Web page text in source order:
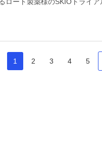
1 2 3 4 5